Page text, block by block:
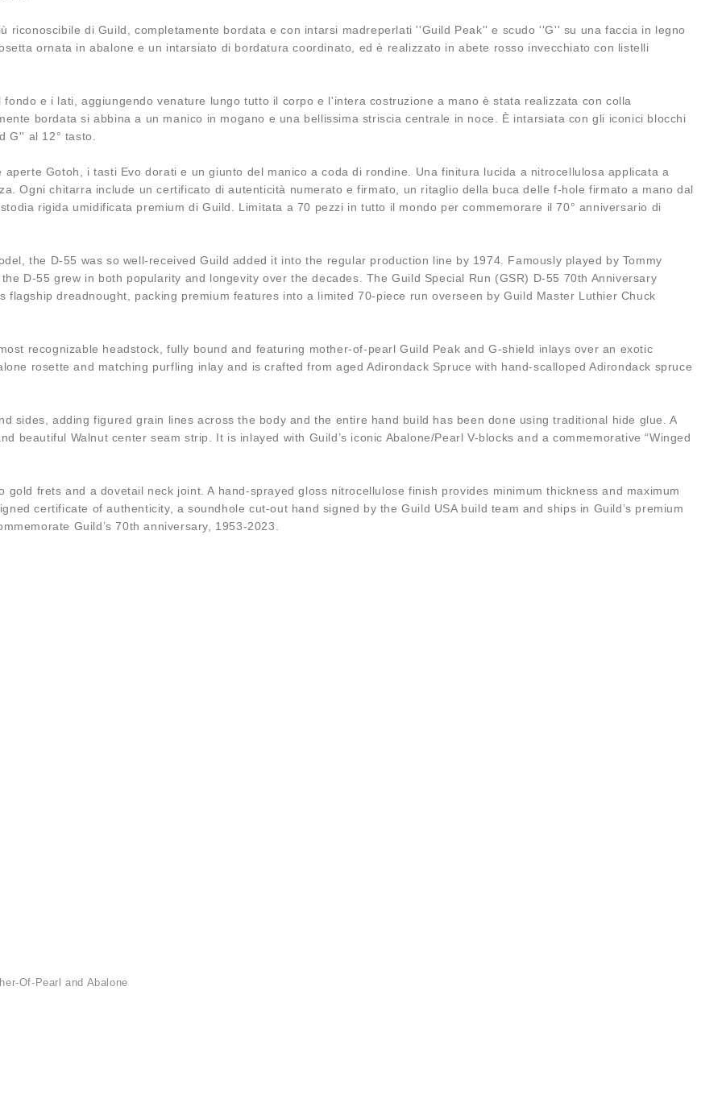
riconoscibile di Guild, completamente bordata e con intarsi madreperlati ''Guild Peak'' e scudo ''G'' su una faccia in legno
ornata in abalone e un intarsiato di bordatura coordinato, ed è realizzato in abete rosso invecchiato con listelli
e i lati, aggiungendo venature lungo tutto il corpo e l'intera costruzione a mano è stata realizzata con colla
bordata si abbina a un manico in mogano e una bellissima striscia centrale in noce. È intarsiata con gli iconici blocchi
G'' al 12° tasto.
Gotoh, i tasti Evo dorati e un giunto del manico a coda di rondine. Una finitura lucida a nitrocellulosa applicata a
Ogni chitarra include un certificato di autenticità numerato e firmato, un ritaglio della buca delle f-hole firmato a mano dal
rigida umidificata premium di Guild. Limitata a 70 pezzi in tutto il mondo per commemorare il 70° anniversario di
the D-55 was so well-received Guild added it into the regular production line by 1974. Famously played by Tommy
D-55 grew in both popularity and longevity over the decades. The Guild Special Run (GSR) D-55 70th Anniversary
flagship dreadnought, packing premium features into a limited 70-piece run overseen by Guild Master Luthier Chuck
recognizable headstock, fully bound and featuring mother-of-pearl Guild Peak and G-shield inlays over an exotic
rosette and matching purfling inlay and is crafted from aged Adirondack Spruce with hand-scalloped Adirondack spruce
sides, adding figured grain lines across the body and the entire hand build has been done using traditional hide glue. A
beautiful Walnut center seam strip. It is inlayed with Guild’s iconic Abalone/Pearl V-blocks and a commemorative “Winged
frets and a dovetail neck joint. A hand-sprayed gloss nitrocellulose finish provides minimum thickness and maximum
certificate of authenticity, a soundhole cut-out hand signed by the Guild USA build team and ships in Guild’s premium
Guild’s 70th anniversary, 1953-2023.
Of-Pearl and Abalone